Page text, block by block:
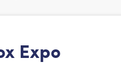
Expo